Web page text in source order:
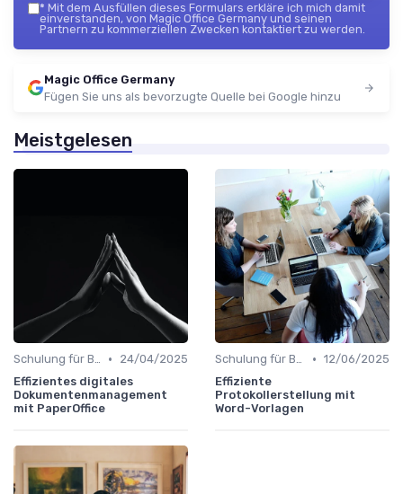
* Mit dem Ausfüllen dieses Formulars erkläre ich mich damit
einverstanden, von Magic Office Germany und seinen
Partnern zu kommerziellen Zwecken kontaktiert zu werden.
Magic Office Germany
Fügen Sie uns als bevorzugte Quelle bei Google hinzu
Meistgelesen
Schulung für Büroleiter •
24/04/2025
Effizientes digitales
Dokumentenmanagement
mit PaperOffice
Schulung für Büroleiter • 12/06/2025
Effiziente
Protokollerstellung mit
Word-Vorlagen